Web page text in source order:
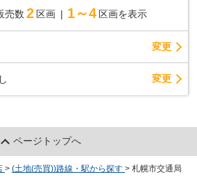
売数 2 区画 1～4 区画を表示
変更
変更
ページトップへ
> (土地(売買))路線・駅から探す > 札幌市交通局